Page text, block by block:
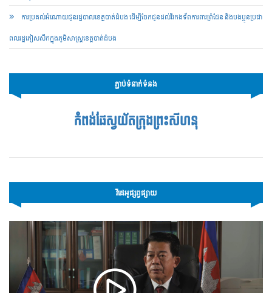
ការប្រគល់អំណោយជូនរដ្ឋបាលខេត្តបាត់ដំបង ដើម្បីចែកជូនដល់វីរកងទ័ពការពារព្រំដែន និងបងប្អូនប្រជា
ពលរដ្ឋភៀសសឹកក្នុងភូមិសាស្ត្រខេត្តបាត់ដំបង
ភ្ជាប់ទំនាក់ទំនង
កំពង់ផែស្វយ័តក្រុងព្រះសីហនុ
វីដេអូផ្សព្វផ្សាយ